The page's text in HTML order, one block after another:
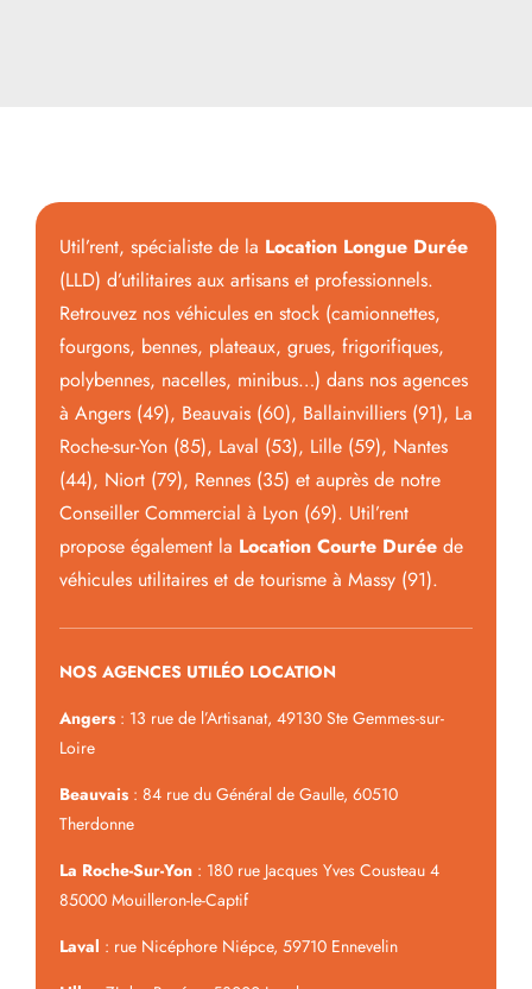
Util’rent, spécialiste de la Location Longue Durée
(LLD) d’utilitaires aux artisans et professionnels.
Retrouvez nos véhicules en stock (camionnettes,
fourgons, bennes, plateaux, grues, frigorifiques,
polybennes, nacelles, minibus…) dans nos agences
à Angers (49), Beauvais (60), Ballainvilliers (91), La
Roche-sur-Yon (85), Laval (53), Lille (59), Nantes
(44), Niort (79), Rennes (35) et auprès de notre
Conseiller Commercial à Lyon (69). Util’rent
propose également la Location Courte Duréede
véhicules utilitaires et de tourisme à Massy (91).
NOS AGENCES UTILÉO LOCATION
Angers: 13 rue de l’Artisanat, 49130 Ste Gemmes-sur-
Loire
Beauvais : 84 rue du Général de Gaulle, 60510
Therdonne
La Roche-Sur-Yon: 180 rue Jacques Yves Cousteau 4
85000 Mouilleron-le-Captif
Laval : rue Nicéphore Niépce, 59710 Ennevelin